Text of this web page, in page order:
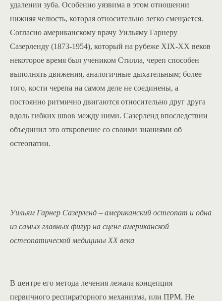
удалении зуба. Особенно уязвима в этом отношении
нижняя челюсть, которая относительно легко смещается.
Согласно американскому врачу Уильяму Гарнеру
Сазерленду (1873-1954), который на рубеже XIX-XX веков
некоторое время был учеником Стилла, череп способен
выполнять движения, аналогичные дыхательным; более
того, кости черепа на самом деле не соединены, а
постоянно ритмично двигаются относительно друг друга
вдоль гибких швов между ними. Сазерленд впоследствии
объединил это откровение со своими знаниями об
остеопатии.
Уильям Гарнер Сазерленд – американский остеопат и одна
из самых главных фигур на сцене американской
остеопатической медицины XX века
В центре его метода лечения лежала концепция
первичного респираторного механизма, или ПРМ. Не